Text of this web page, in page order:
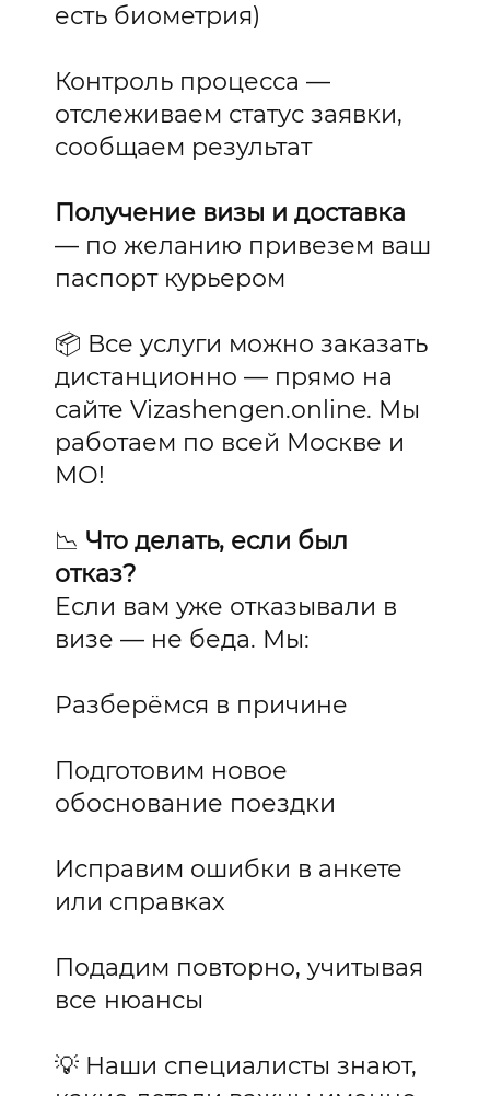
есть биометрия)
Контроль процесса —
отслеживаем статус заявки,
сообщаем результат
Получение визы и доставка
— по желанию привезем ваш
паспорт курьером
📦 Все услуги можно заказать
дистанционно — прямо на
сайте Vizashengen.online. Мы
работаем по всей Москве и
МО!
📉 Что делать, если был
отказ?
Если вам уже отказывали в
визе — не беда. Мы:
Разберёмся в причине
Подготовим новое
обоснование поездки
Исправим ошибки в анкете
или справках
Подадим повторно, учитывая
все нюансы
💡 Наши специалисты знают,